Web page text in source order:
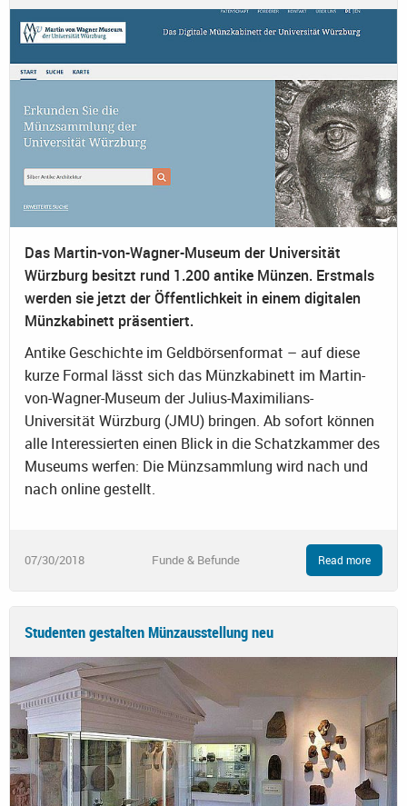
Das Martin-von-Wagner-Museum der Universität
Würzburg besitzt rund 1.200 antike Münzen. Erstmals
werden sie jetzt der Öffentlichkeit in einem digitalen
Münzkabinett präsentiert.
Antike Geschichte im Geldbörsenformat – auf diese
kurze Formal lässt sich das Münzkabinett im Martin-
von-Wagner-Museum der Julius-Maximilians-
Universität Würzburg (JMU) bringen. Ab sofort können
alle Interessierten einen Blick in die Schatzkammer des
Museums werfen: Die Münzsammlung wird nach und
nach online gestellt.
07/30/2018 Funde & Befunde Read more
Studenten gestalten Münzausstellung neu